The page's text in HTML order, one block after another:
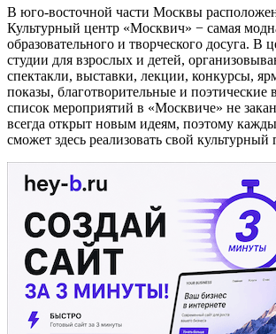
В юго-восточной части Москвы
Культурный центр «Москвич» − самая
образовательного и творческого досуга. В
студии для взрослых и детей,
спектакли, выставки, лекции, конкурсы,
показы, благотворительные и поэтические
список мероприятий в «Москвиче» не
всегда открыт новым идеям, поэтому
сможет здесь реализовать свой культурный